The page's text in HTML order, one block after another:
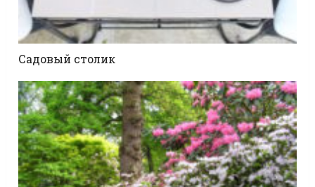
Садовый столик